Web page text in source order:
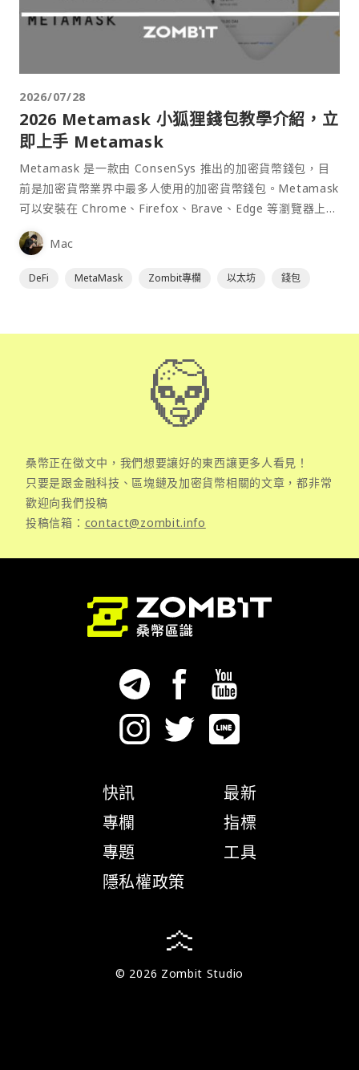
2026/07/28
2026 Metamask 小狐狸錢包教學介紹，立
即上手 Metamask
Metamask 是一款由 ConsenSys 推出的加密貨幣錢包，目
前是加密貨幣業界中最多人使用的加密貨幣錢包。Metamask
可以安裝在 Chrome、Firefox、Brave、Edge 等瀏覽器上作
為插件使用，具備許多功能且使用上非常方便。
Mac
DeFi MetaMask Zombit專欄 以太坊 錢包
桑幣正在徵文中，我們想要讓好的東西讓更多人看見！
只要是跟金融科技、區塊鏈及加密貨幣相關的文章，都非常
歡迎向我們投稿
投稿信箱： contact@zombit.info
快訊
專欄
專題
隱私權政策
最新
指標
工具
© 2026 Zombit Studio